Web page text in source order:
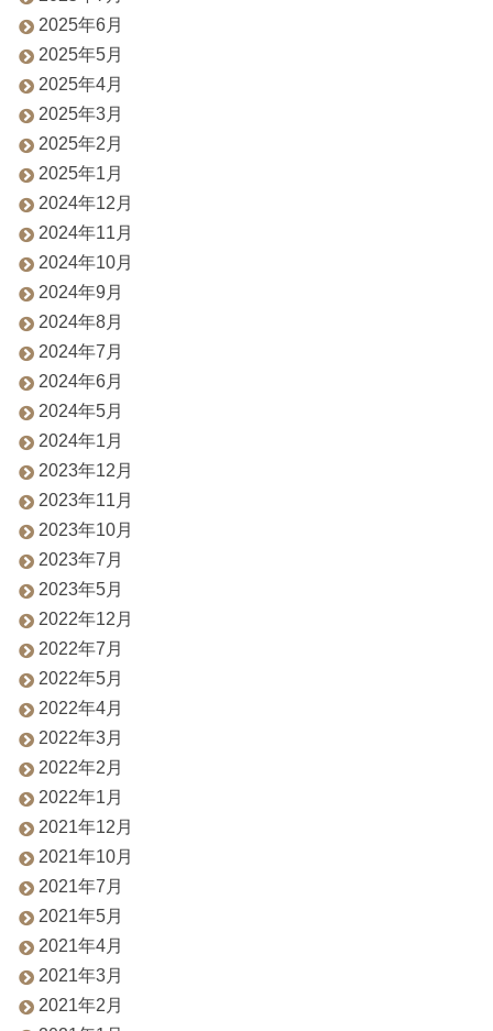
2025年6月
2025年5月
2025年4月
2025年3月
2025年2月
2025年1月
2024年12月
2024年11月
2024年10月
2024年9月
2024年8月
2024年7月
2024年6月
2024年5月
2024年1月
2023年12月
2023年11月
2023年10月
2023年7月
2023年5月
2022年12月
2022年7月
2022年5月
2022年4月
2022年3月
2022年2月
2022年1月
2021年12月
2021年10月
2021年7月
2021年5月
2021年4月
2021年3月
2021年2月